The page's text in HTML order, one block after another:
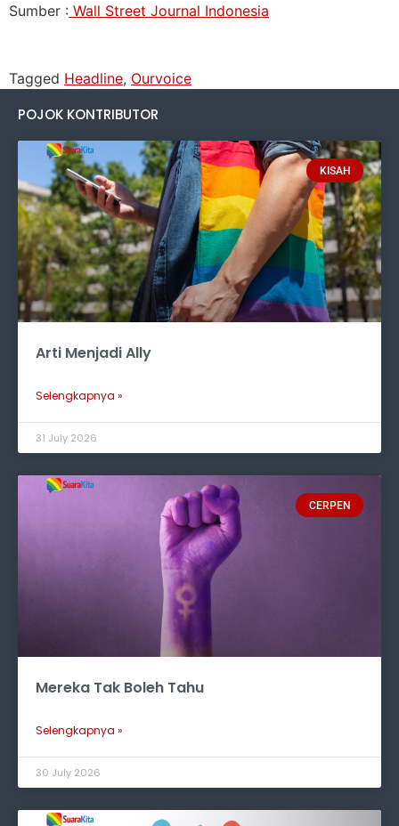
Sumber : Wall Street Journal Indonesia
Tagged Headline, Ourvoice
POJOK KONTRIBUTOR
KISAH
Arti Menjadi Ally
Selengkapnya »
31 July 2026
CERPEN
Mereka Tak Boleh Tahu
Selengkapnya »
30 July 2026